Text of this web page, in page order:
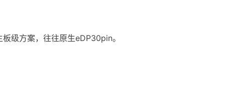
级方案，往往原生eDP30pin。